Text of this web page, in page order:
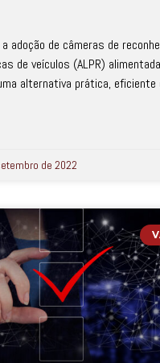
adoção de câmeras de
de veículos (ALPR)
alternativa prática, eficiente
de 2022